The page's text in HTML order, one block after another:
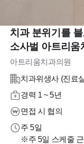
치과 분위기를
소사벌 아트리움
아트리움치과의원
치과위생사 (진료
경력 1 ~ 5년
면접 시 협의
주 5일
※주 5일 스케줄